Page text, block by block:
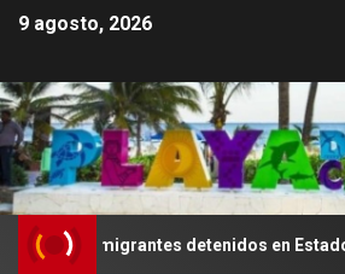
9 agosto, 2026
migrantes detenidos en Estados